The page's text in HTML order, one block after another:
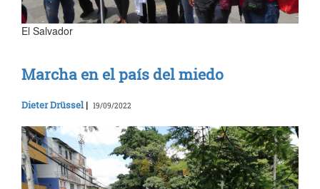
El Salvador
Marcha en el país del miedo
Dieter Drüssel | 19/09/2022